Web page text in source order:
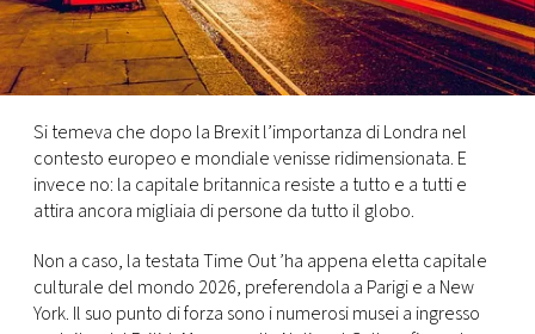
TV
PRINCIPATO
DI
MONACO
CONSIGLIA
Si temeva che dopo la Brexit l’importanza di Londra nel
contesto europeo e mondiale venisse ridimensionata. E
invece no: la capitale britannica resiste a tutto e a tutti e
attira ancora migliaia di persone da tutto il globo.
Non a caso, la testata Time Out ’ha appena eletta capitale
culturale del mondo 2026, preferendola a Parigi e a New
York. Il suo punto di forza sono i numerosi musei a ingresso